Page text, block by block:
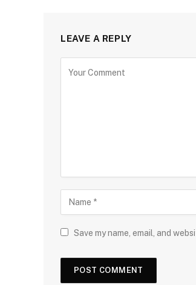
LEAVE A REPLY
Save my name, email, and